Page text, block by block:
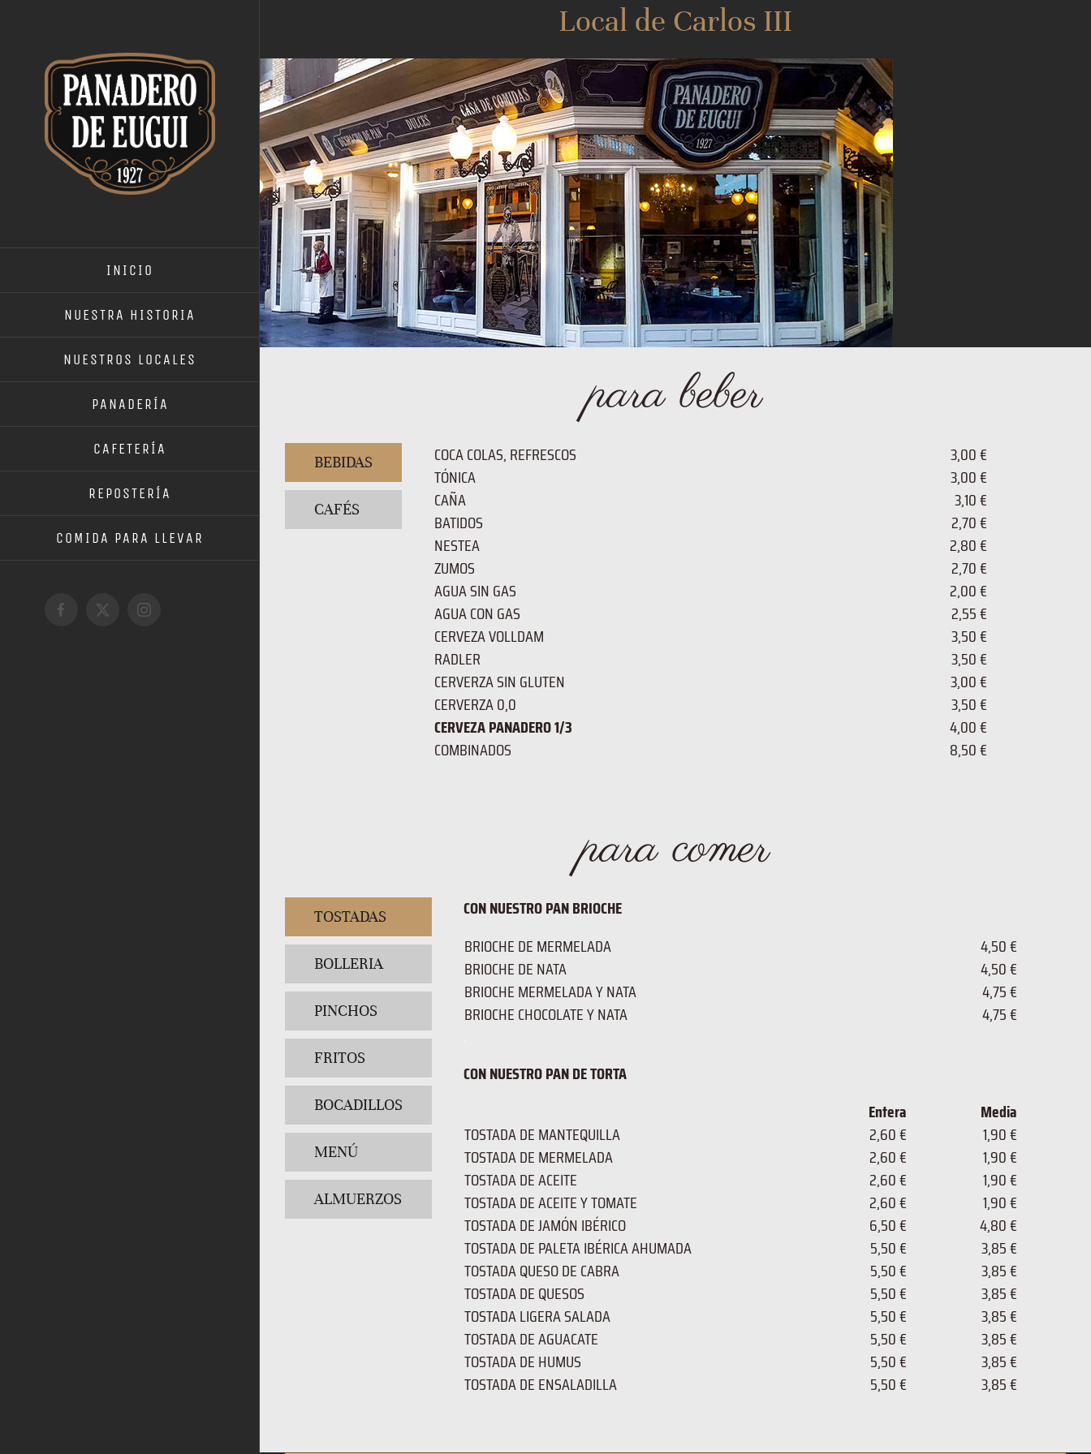
INICIO
NUESTRA HISTORIA
NUESTROS LOCALES
PANADERÍA
CAFETERÍA
REPOSTERÍA
COMIDA PARA LLEVAR
Facebook
X Instagram
Local de Carlos III
para beber
BEBIDAS
CAFÉS
COCA COLAS, REFRESCOS
3,00 €
TÓNICA
3,00 €
CAÑA
3,10 €
BATIDOS
2,70 €
NESTEA
2,80 €
ZUMOS
2,70 €
AGUA SIN GAS
2,00 €
AGUA CON GAS
2,55 €
CERVEZA VOLLDAM
3,50 €
RADLER
3,50 €
CERVERZA SIN GLUTEN
3,00 €
CERVERZA 0,0
3,50 €
CERVEZA PANADERO 1/3
4,00 €
COMBINADOS
8,50 €
para comer
TOSTADAS
BOLLERIA
PINCHOS
FRITOS
BOCADILLOS
MENÚ
ALMUERZOS
CON NUESTRO PAN BRIOCHE
BRIOCHE DE MERMELADA
4,50 €
BRIOCHE DE NATA
4,50 €
BRIOCHE MERMELADA Y NATA
4,75 €
BRIOCHE CHOCOLATE Y NATA
4,75 €
CON NUESTRO PAN DE TORTA
Entera
Media
TOSTADA DE MANTEQUILLA
2,60 €
1,90 €
TOSTADA DE MERMELADA
2,60 €
1,90 €
TOSTADA DE ACEITE
2,60 €
1,90 €
TOSTADA DE ACEITE Y TOMATE
2,60 €
1,90 €
TOSTADA DE JAMÓN IBÉRICO
6,50 €
4,80 €
TOSTADA DE PALETA IBÉRICA AHUMADA
5,50 €
3,85 €
TOSTADA QUESO DE CABRA
5,50 €
3,85 €
TOSTADA DE QUESOS
5,50 €
3,85 €
TOSTADA LIGERA SALADA
5,50 €
3,85 €
TOSTADA DE AGUACATE
5,50 €
3,85 €
TOSTADA DE HUMUS
5,50 €
3,85 €
TOSTADA DE ENSALADILLA
5,50 € 3,85 €